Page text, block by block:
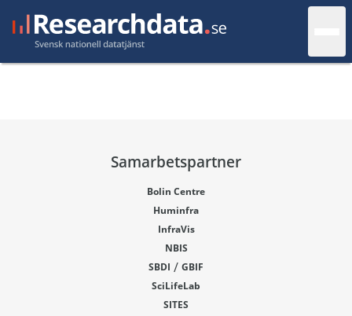
Samarbetspartner
Bolin Centre
Huminfra
InfraVis
NBIS
SBDI / GBIF
SciLifeLab
SITES